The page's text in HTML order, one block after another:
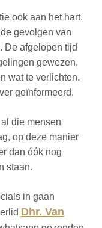
ook aan het hart.
gevolgen van
De afgelopen tijd
gewezen,
wat te verlichten.
geïnformeerd.
die mensen
op deze manier
dan óók nog
staan.
in gaan
Dhr. Van